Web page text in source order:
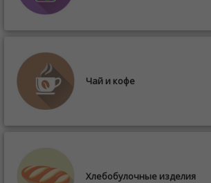
Чай и кофе
Хлебобулочные изделия